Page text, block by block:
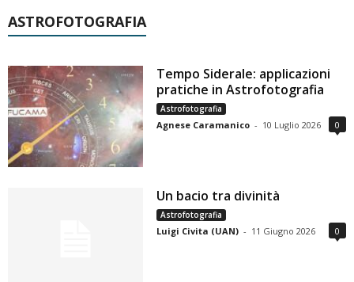
ASTROFOTOGRAFIA
Tempo Siderale: applicazioni
pratiche in Astrofotografia
Astrofotografia
Agnese Caramanico - 10 Luglio 2026 0
Un bacio tra divinità
Astrofotografia
Luigi Civita (UAN) - 11 Giugno 2026 0